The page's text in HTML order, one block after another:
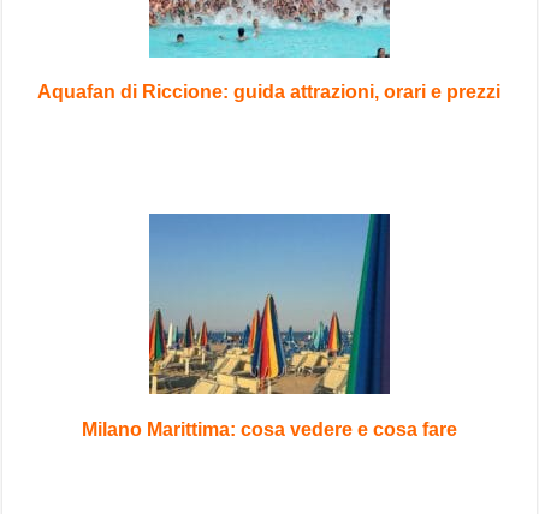
Aquafan di Riccione: guida attrazioni, orari e prezzi
Milano Marittima: cosa vedere e cosa fare